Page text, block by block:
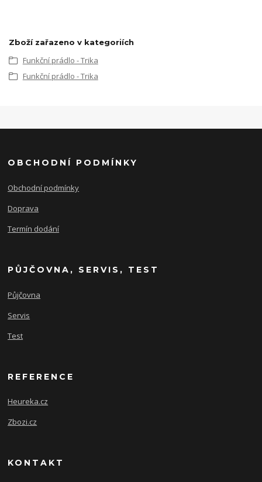
Zboží zařazeno v kategoriích
Funkční prádlo - Trika
Funkční prádlo - Trika
OBCHODNÍ PODMÍNKY
Obchodní podmínky
Doprava
Termín dodání
PŮJČOVNA, SERVIS, TEST
Půjčovna
Servis
Test
REFERENCE
Heureka.cz
Zbozi.cz
KONTAKT